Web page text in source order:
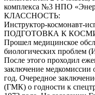
комплекса №3 НПО
КЛАССНОСТЬ:
Инструктор-космонавт-
ПОДГОТОВКА К
Прошел медицинское
биологических проблем
После этого проходил
заключение медкомиссии
год. Очередное
(ГМК) о годности к